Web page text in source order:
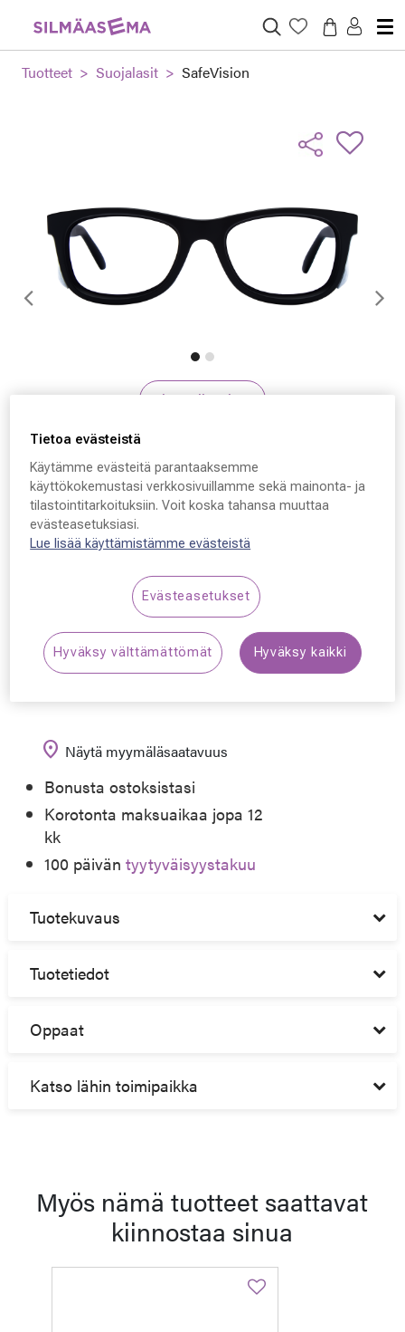
Tuotteet Suojalasit SafeVision
Edellinen
Virtuaalisovitus
SafeVision
SafeVision Echo, BLAC
54 - 20 - 139
Varaa aika optikolle
location_on Näytä myymäläsaatavuus
Bonusta ostoksistasi
Korotonta maksuaikaa jopa 12
kk
100 päiväntyytyväisyystakuu
Tuotekuvaus
Tuotetiedot
Oppaat
Katso lähin toimipaikka
Myös nämä tuotteet saattavat
kiinnostaa sinua
Tietoa evästeistä
Käytämme evästeitä parantaaksemme
käyttökokemustasi verkkosivuillamme sekä mainonta- ja
tilastointitarkoituksiin. Voit koska tahansa muuttaa
evästeasetuksiasi.
Lue lisää käyttämistämme evästeistä
Evästeasetukset
Hyväksy välttämättömät Hyväksy kaikki